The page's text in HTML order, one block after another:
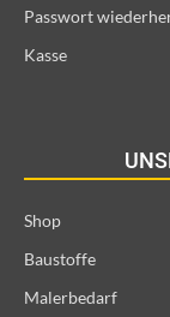
Passwort
Kasse
Shop
Baustoffe
Malerbedarf